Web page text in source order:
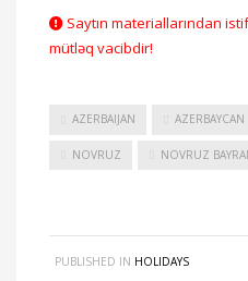
Saytın materiallarından
mütləq vacibdir!
AZERBAIJAN AZERBAYCAN
NOVRUZ NOVRUZ
PUBLISHED IN HOLIDAYS